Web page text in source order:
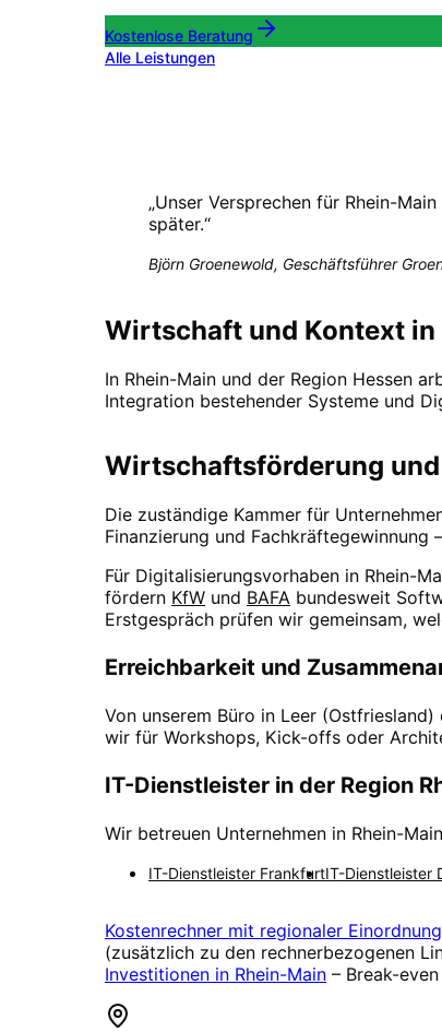
Kostenlose Beratung
Alle Leistungen
„Unser Versprechen für Rhein-
später.“
Björn Groenewold, Geschäftsführer
Wirtschaft und Kontext in
In Rhein-Main und der Region Hessen
Integration bestehender Systeme und
Wirtschaftsförderung
Die zuständige Kammer für
Finanzierung und
Für Digitalisierungsvorhaben in Rhein-
fördern KfW und BAFA bundesweit
Erstgespräch prüfen wir gemeinsam,
Erreichbarkeit und
Von unserem Büro in Leer
wir für Workshops, Kick-offs oder
IT-Dienstleister in der Region
Wir betreuen Unternehmen in Rhein-Main
IT-Dienstleister FrankfurtIT-Dienstleister
Kostenrechner mit regionaler
(zusätzlich zu den rechnerbezogenen
Investitionen in Rhein-Main – Break-